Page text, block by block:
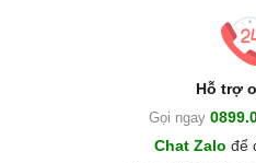
Hỗ trợ
Gọi ngay
Chat Zalo để